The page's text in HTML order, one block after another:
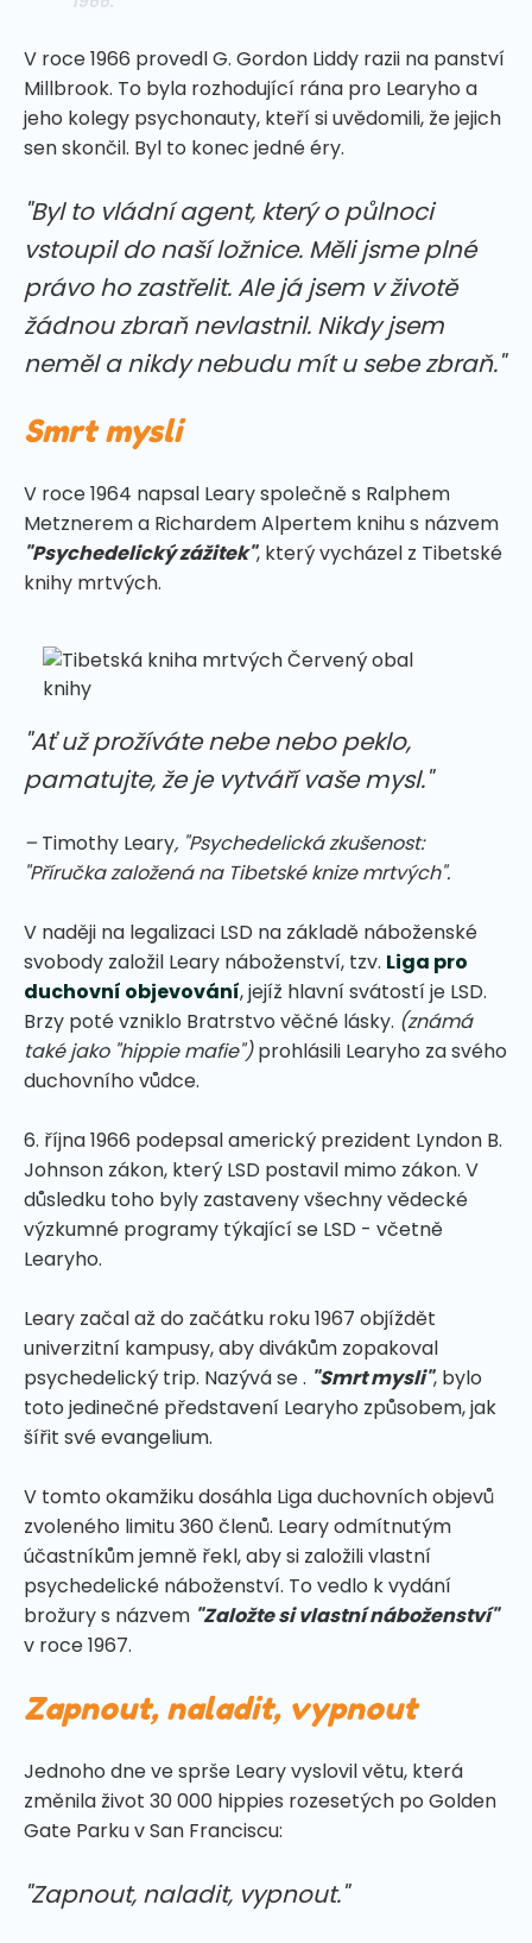
V roce 1966 provedl G. Gordon Liddy razii na panství
Millbrook. To byla rozhodující rána pro Learyho a
jeho kolegy psychonauty, kteří si uvědomili, že jejich
sen skončil. Byl to konec jedné éry.
"Byl to vládní agent, který o půlnoci
vstoupil do naší ložnice. Měli jsme plné
právo ho zastřelit. Ale já jsem v životě
žádnou zbraň nevlastnil. Nikdy jsem
neměl a nikdy nebudu mít u sebe zbraň."
Smrt mysli
V roce 1964 napsal Leary společně s Ralphem
Metznerem a Richardem Alpertem knihu s názvem
"Psychedelický zážitek", který vycházel z Tibetské
knihy mrtvých.
"Ať už prožíváte nebe nebo peklo,
pamatujte, že je vytváří vaše mysl."
– Timothy Leary, "Psychedelická zkušenost:
"Příručka založená na Tibetské knize mrtvých".
V naději na legalizaci LSD na základě náboženské
svobody založil Leary náboženství, tzv. Liga pro
duchovní objevování, jejíž hlavní svátostí je LSD.
Brzy poté vzniklo Bratrstvo věčné lásky. (známá
také jako "hippie mafie")prohlásili Learyho za svého
duchovního vůdce.
6. října 1966 podepsal americký prezident Lyndon B.
Johnson zákon, který LSD postavil mimo zákon. V
důsledku toho byly zastaveny všechny vědecké
výzkumné programy týkající se LSD - včetně
Learyho.
Leary začal až do začátku roku 1967 objíždět
univerzitní kampusy, aby divákům zopakoval
psychedelický trip. Nazývá se . "Smrt mysli", bylo
toto jedinečné představení Learyho způsobem, jak
šířit své evangelium.
V tomto okamžiku dosáhla Liga duchovních objevů
zvoleného limitu 360 členů. Leary odmítnutým
účastníkům jemně řekl, aby si založili vlastní
psychedelické náboženství. To vedlo k vydání
brožury s názvem "Založte si vlastní náboženství"
v roce 1967.
Zapnout, naladit, vypnout
Jednoho dne ve sprše Leary vyslovil větu, která
změnila život 30 000 hippies rozesetých po Golden
Gate Parku v San Franciscu:
"Zapnout, naladit, vypnout."